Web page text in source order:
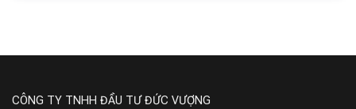
CÔNG TY TNHH ĐẦU TƯ ĐỨC VƯỢNG